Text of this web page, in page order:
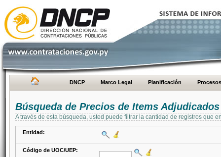
DNCP Marco Legal Planificación Procesos
Búsqueda de Precios de Items Adjudicados
A través de esta búsqueda, usted puede filtrar la cantidad de registros que
Entidad:
Código de UOC/UEP: